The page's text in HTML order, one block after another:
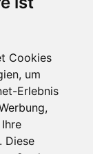
Cookies
um
Erlebnis
Diese